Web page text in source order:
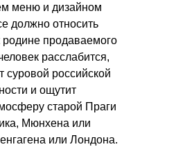
меню и дизайном
должно относить
родине продаваемого
расслабится,
суровой российской
и ощутит
старой Праги
Мюнхена или
или Лондона.